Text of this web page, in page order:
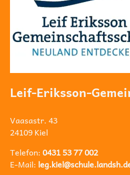
Leif-Eriksson-
Vaasastr. 43
24109 Kiel
Telefon:0431 53 77 002
E-Mail: